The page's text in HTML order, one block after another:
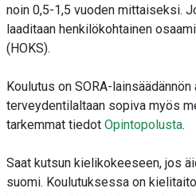
noin 0,5-1,5 vuoden mittaiseksi.
laaditaan henkilökohtainen
(HOKS).
Koulutus on SORA-
terveydentilaltaan sopiva myös
tarkemmat tiedot Opintopolusta.
Saat kutsun kielikokeeseen, jos
suomi. Koulutuksessa on